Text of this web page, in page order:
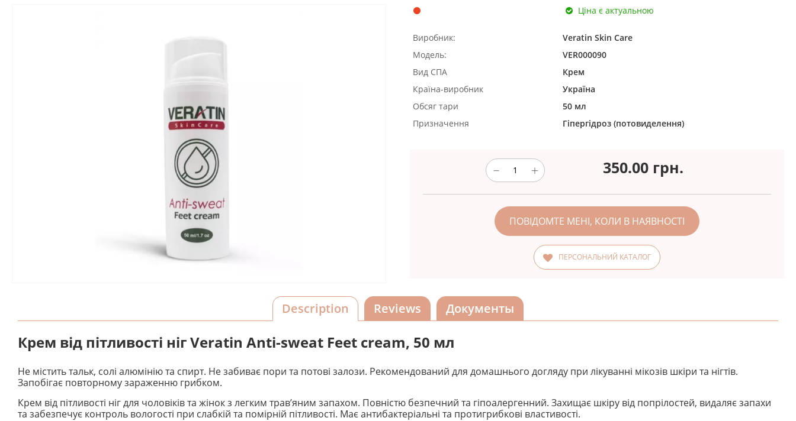
Ціна є актуальною
Виробник:
Veratin Skin Care
Модель:
VER000090
Вид СПА
Крем
Країна-виробник
Україна
Обсяг тари
50 мл
Призначення
Гіпергідроз (потовиделення)
350.00 грн.
ПОВІДОМТЕ МЕНІ, КОЛИ В НАЯВНОСТІ
ПЕРСОНАЛЬНИЙ КАТАЛОГ
Description Reviews Документы
Крем від пітливості ніг Veratin Anti-sweat Feet cream, 50 мл
Не містить тальк, солі алюмінію та спирт. Не забиває пори та потові залози. Рекомендований для домашнього догляду при лікуванні мікозів шкіри та нігтів.
Запобігає повторному зараженню грибком.
Крем від пітливості ніг для чоловіків та жінок з легким трав’яним запахом. Повністю безпечний та гіпоалергенний. Захищає шкіру від попрілостей, видаляє запахи
та забезпечує контроль вологості при слабкій та помірній пітливості. Має антибактеріальні та протигрибкові властивості.